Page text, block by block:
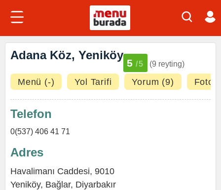
Adana Köz, Yeniköy
5 /5 (9 reyting)
Menü (-) Yol Tarifi Yorum (9)
Telefon
0(537) 406 41 71
Adres
Havalimanı Caddesi, 9010
Yeniköy, Bağlar, Diyarbakır